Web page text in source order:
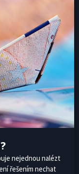
nejednou nalézt
řešením nechat